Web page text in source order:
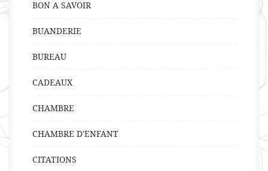
BON A SAVOIR
BUANDERIE
BUREAU
CADEAUX
CHAMBRE
CHAMBRE D'ENFANT
CITATIONS